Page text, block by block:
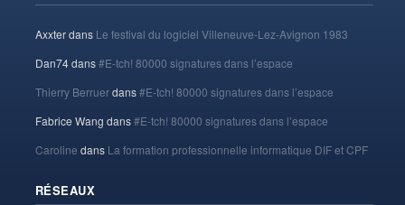
Axxterdans Le festival du logiciel Villeneuve-Lez-Avignon 1983
Dan74dans#E-tch! 80000 signatures dans l’espace
Thierry Berruerdans#E-tch! 80000 signatures dans l’espace
Fabrice Wang dans#E-tch! 80000 signatures dans l’espace
Caroline dans La formation professionnelle informatique DIF et CPF
RÉSEAUX